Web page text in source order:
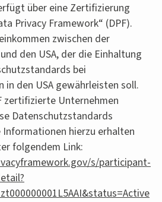
über eine Zertifizierung
Privacy Framework“ (DPF).
zwischen der
den USA, der die Einhaltung
bei
in den USA gewährleisten soll.
zertifizierte Unternehmen
Datenschutzstandards
hierzu erhalten
folgendem Link:
s/participant-